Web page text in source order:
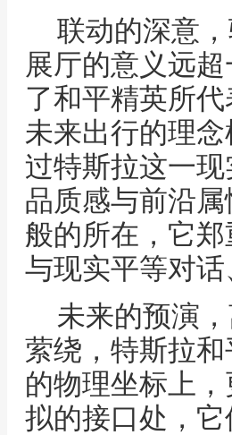
联动的深意
展厅的意义远
了和平精英所
未来出行的理
过特斯拉这一
品质感与前沿
般的所在，它
与现实平等对
未来的预演
萦绕，特斯拉
的物理坐标上
拟的接口处，